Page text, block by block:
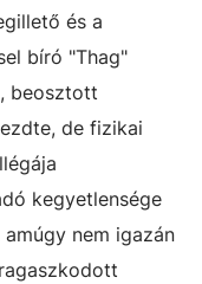
és a
bíró "Thag"
beosztott
de fizikai
kegyetlensége
nem igazán